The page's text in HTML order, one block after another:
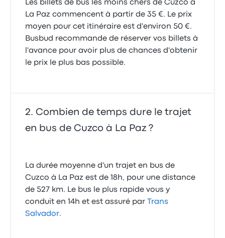
Les billets de bus les moins chers de Cuzco à
La Paz commencent à partir de 35 €. Le prix
moyen pour cet itinéraire est d'environ 50 €.
Busbud recommande de réserver vos billets à
l'avance pour avoir plus de chances d'obtenir
le prix le plus bas possible.
Combien de temps dure le trajet
en bus de Cuzco à La Paz ?
La durée moyenne d'un trajet en bus de
Cuzco à La Paz est de 18h, pour une distance
de 527 km. Le bus le plus rapide vous y
conduit en 14h et est assuré par
Trans
Salvador.